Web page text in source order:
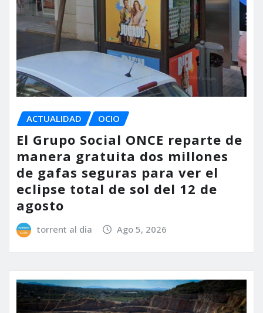
ACTUALIDAD OCIO
El Grupo Social ONCE reparte de
manera gratuita dos millones
de gafas seguras para ver el
eclipse total de sol del 12 de
agosto
torrent al dia Ago 5, 2026